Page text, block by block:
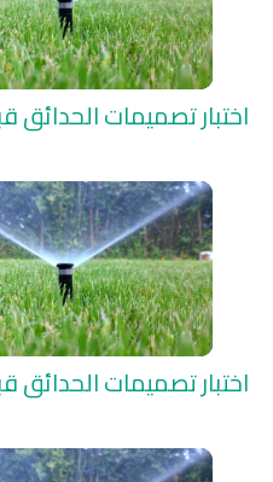
اختبار تصميمات الحدائق
اختبار تصميمات الحدائق